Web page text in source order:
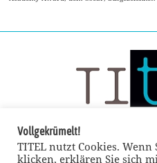
Vollgekrümelt!
TITEL nutzt Cookies.
klicken, erklären Sie sich